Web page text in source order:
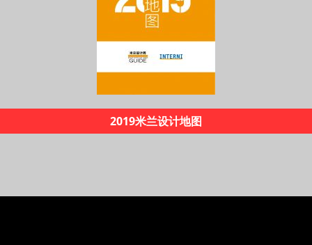
《INTERNI60年创新之路》